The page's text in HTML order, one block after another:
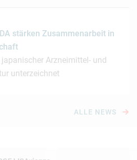
stärken Zusammenarbeit in
Arzneimittel- und
unterzeichnet
ALLE NEWS